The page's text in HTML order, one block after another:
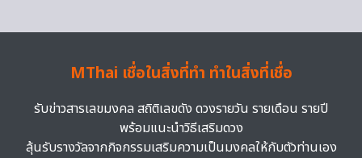
MThai เชื่อในสิ่งที่ทำ ทำในสิ่งที่เชื่อ
รับข่าวสารเลขมงคล สถิติเลขดัง ดวงรายวัน รายเดือน รายปี
พร้อมแนะนำวิธีเสริมดวง
ลุ้นรับรางวัลจากกิจกรรมเสริมความเป็นมงคลให้กับตัวท่านเอง